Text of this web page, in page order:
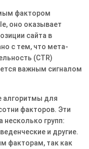
фактором
оно оказывает
сайта в
с тем, что мета-
(CTR)
важным сигналом
алгоритмы для
факторов․ Эти
групп:
и другие․
факторам, так как